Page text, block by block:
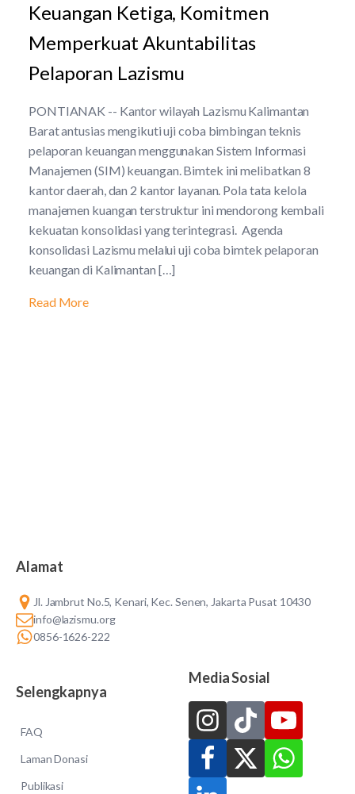
Keuangan Ketiga, Komitmen
Memperkuat Akuntabilitas
Pelaporan Lazismu
PONTIANAK -- Kantor wilayah Lazismu Kalimantan
Barat antusias mengikuti uji coba bimbingan teknis
pelaporan keuangan menggunakan Sistem Informasi
Manajemen (SIM) keuangan. Bimtek ini melibatkan 8
kantor daerah, dan 2 kantor layanan. Pola tata kelola
manajemen kuangan terstruktur ini mendorong kembali
kekuatan konsolidasi yang terintegrasi. Agenda
konsolidasi Lazismu melalui uji coba bimtek pelaporan
keuangan di Kalimantan […]
Read More
Alamat
Jl. Jambrut No.5, Kenari, Kec. Senen, Jakarta Pusat 10430
info@lazismu.org
0856-1626-222
Selengkapnya
FAQ
Laman Donasi
Publikasi
Media Sosial